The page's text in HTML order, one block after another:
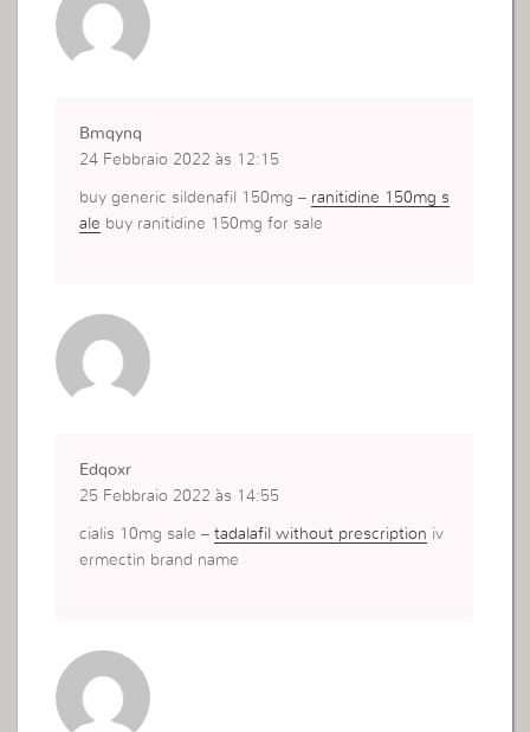
Bmqynq
24 Febbraio 2022 às 12:15
buy generic sildenafil 150mg – ranitidine 150mg s
ale buy ranitidine 150mg for sale
Edqoxr
25 Febbraio 2022 às 14:55
cialis 10mg sale –tadalafil without prescription iv
ermectin brand name